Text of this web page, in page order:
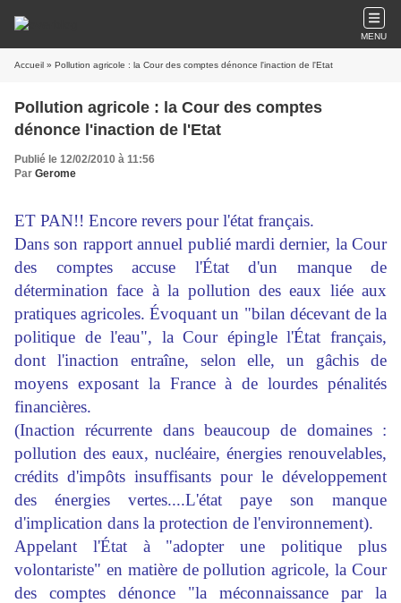
MENU
Accueil » Pollution agricole : la Cour des comptes dénonce l'inaction de l'Etat
Pollution agricole : la Cour des comptes
dénonce l'inaction de l'Etat
Publié le 12/02/2010 à 11:56
Par Gerome
ET PAN!! Encore revers pour l'état français.
Dans son rapport annuel publié mardi dernier, la Cour
des comptes accuse l'État d'un manque de
détermination face à la pollution des eaux liée aux
pratiques agricoles. Évoquant un "bilan décevant de la
politique de l'eau", la Cour épingle l'État français,
dont l'inaction entraîne, selon elle, un gâchis de
moyens exposant la France à de lourdes pénalités
financières.
(Inaction récurrente dans beaucoup de domaines :
pollution des eaux, nucléaire, énergies renouvelables,
crédits d'impôts insuffisants pour le développement
des énergies vertes....L'état paye son manque
d'implication dans la protection de l'environnement).
Appelant l'État à "adopter une politique plus
volontariste" en matière de pollution agricole, la Cour
des comptes dénonce "la méconnaissance par la